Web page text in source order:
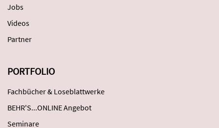
Jobs
Videos
Partner
PORTFOLIO
Fachbücher & Loseblattwerke
BEHR'S...ONLINE Angebot
Seminare